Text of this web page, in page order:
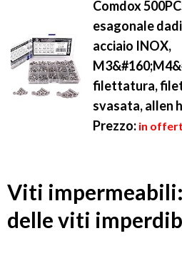
Comdox
esagonale
acciaio INOX,
filettatura,
svasata, allen
Prezzo: in
Viti
delle viti